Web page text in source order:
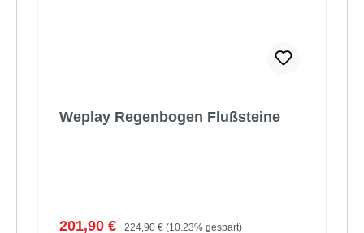
Weplay Regenbogen Flußsteine
Verkaufspreis:
201,90 € Regulärer Preis:
224,90 € (10.23% gespart)